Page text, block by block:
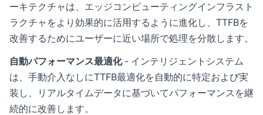
ーキテクチャは、エッジコンピューティングインフラスト
ラクチャをより効果的に活用するように進化し、TTFBを
改善するためにユーザーに近い場所で処理を分散します。
自動パフォーマンス最適化- インテリジェントシステム
は、手動介入なしにTTFB最適化を自動的に特定および実
装し、リアルタイムデータに基づいてパフォーマンスを継
続的に改善します。